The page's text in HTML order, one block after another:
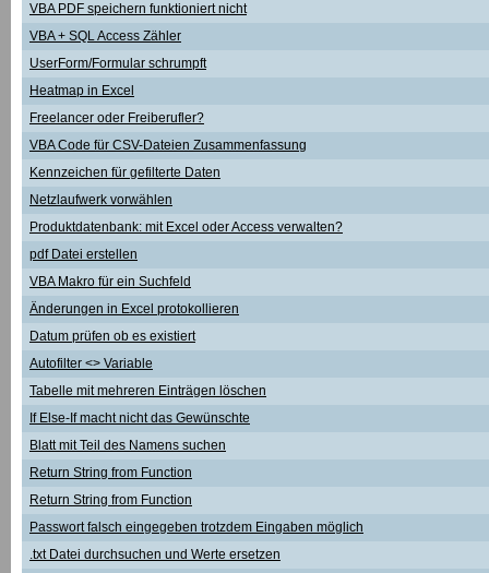
VBA PDF speichern funktioniert nicht
VBA + SQL Access Zähler
UserForm/Formular schrumpft
Heatmap in Excel
Freelancer oder Freiberufler?
VBA Code für CSV-Dateien Zusammenfassung
Kennzeichen für gefilterte Daten
Netzlaufwerk vorwählen
Produktdatenbank: mit Excel oder Access verwalten?
pdf Datei erstellen
VBA Makro für ein Suchfeld
Änderungen in Excel protokollieren
Datum prüfen ob es existiert
Autofilter <> Variable
Tabelle mit mehreren Einträgen löschen
If Else-If macht nicht das Gewünschte
Blatt mit Teil des Namens suchen
Return String from Function
Return String from Function
Passwort falsch eingegeben trotzdem Eingaben möglich
.txt Datei durchsuchen und Werte ersetzen